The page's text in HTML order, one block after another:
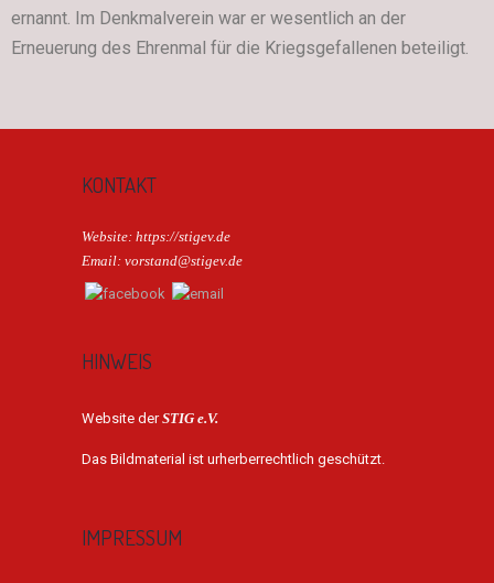
ernannt. Im Denkmalverein war er wesentlich an der
Erneuerung des Ehrenmal für die Kriegsgefallenen beteiligt.
KONTAKT
Website: https://stigev.de
Email: vorstand@stigev.de
HINWEIS
Website derSTIG e.V.
Das Bildmaterial ist urherberrechtlich geschützt.
IMPRESSUM